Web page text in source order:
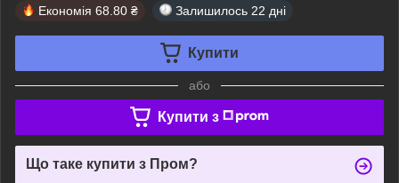
Економія 68.80 ₴ Залишилось 22 дні
Купити
або
Купити з
Що таке купити з Пром?